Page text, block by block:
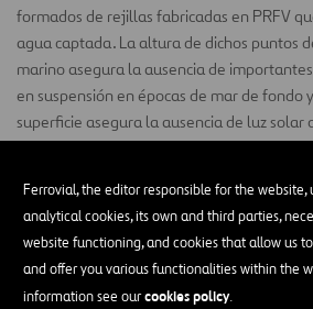
Ferrovial, the editor responsible for the website,
analytical cookies, its own and third parties,
website functioning, and cookies that allow us
and offer you various functionalities within the
information see ourcookies policy.
formados de rejillas fabricadas en PRFV
agua captada. La altura de dichos puntos
marino asegura la ausencia de
en suspensión en épocas de mar de fondo
superficie asegura la ausencia de luz
un crecimiento biológico, dañino para el
límite inferior de la pradera de Posidonia
reducen al mínimo su afección.
En la base de la torre se conecta la tubería
conduce el agua de mar hasta la cántara a